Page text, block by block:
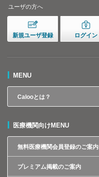
ユーザの方へ
新規ユーザ登録 ログイン
MENU
Calooとは？
医療機関向けMENU
無料医療機関会員登録のご案内
プレミアム掲載のご案内